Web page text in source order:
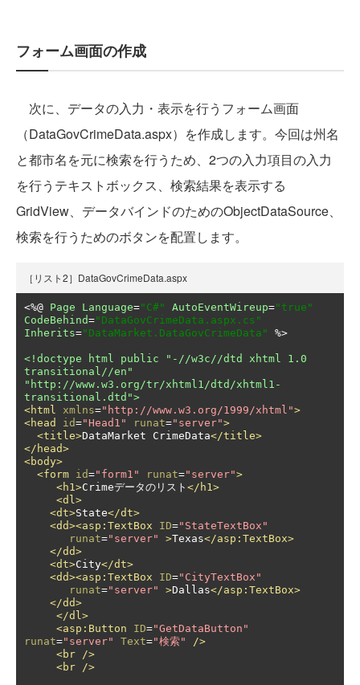
フォーム画面の作成
次に、データの入力・表示を行うフォーム画面
（DataGovCrimeData.aspx）を作成します。今回は州名
と都市名を元に検索を行うため、2つの入力項目の入力
を行うテキストボックス、検索結果を表示する
GridView、データバインドのためのObjectDataSource、
検索を行うためのボタンを配置します。
［リスト2］DataGovCrimeData.aspx
<%@ Page Language="C#" AutoEventWireup="true"
CodeBehind="DataGovCrimeData.aspx.cs"
Inherits="DataMarket.DataGovCrimeData" %>
<!doctype html public "-//w3c//dtd xhtml 1.0
transitional//en"
"http://www.w3.org/tr/xhtml1/dtd/xhtml1-
transitional.dtd">
<html
xmlns="http://www.w3.org/1999/xhtml">
<head
id="Head1" runat="server">
<title>DataMarket CrimeData</title>
</head>
<body>
<form id="form1" runat="server">
<h1>Crimeデータのリスト </h1>
<dl>
<dt>State</dt>
<dd><asp:TextBox
ID="StateTextBox"
runat="server" >Texas</asp:TextBox>
</dd>
<dt>City</dt>
<dd><asp:TextBox
ID="CityTextBox"
runat="server" >Dallas</asp:TextBox>
</dd>
</dl>
<asp:Button
ID="GetDataButton"
runat="server" Text="検索"
/>
<br
/>
<br
/>